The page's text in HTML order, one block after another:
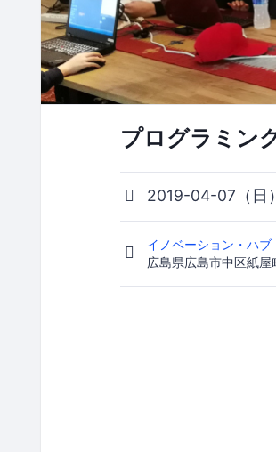
プログラミン
2019-04-07（日
イノベーション・ハ
広島県広島市中区紙